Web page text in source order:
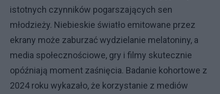
istotnych czynników pogarszających sen
młodzieży. Niebieskie światło emitowane przez
ekrany może zaburzać wydzielanie melatoniny, a
media społecznościowe, gry i filmy skutecznie
opóźniają moment zaśnięcia. Badanie kohortowe z
2024 roku wykazało, że korzystanie z mediów